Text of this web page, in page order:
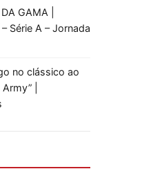
GAMA |
Série A – Jornada
no clássico ao
|